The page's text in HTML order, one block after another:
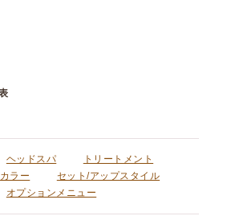
ヘッドスパ
トリートメント
カラー
セット/アップスタイル
オプションメニュー